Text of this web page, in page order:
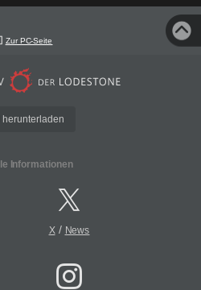
Zur PC-Seite
herunterladen
Informationen
X/ News